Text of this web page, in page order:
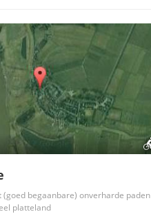
(goed begaanbare) onverharde paden
platteland